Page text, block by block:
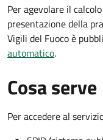
Per agevolare il
presentazione della
Vigili del Fuoco è
automatico.
Cosa serve
Per accedere al